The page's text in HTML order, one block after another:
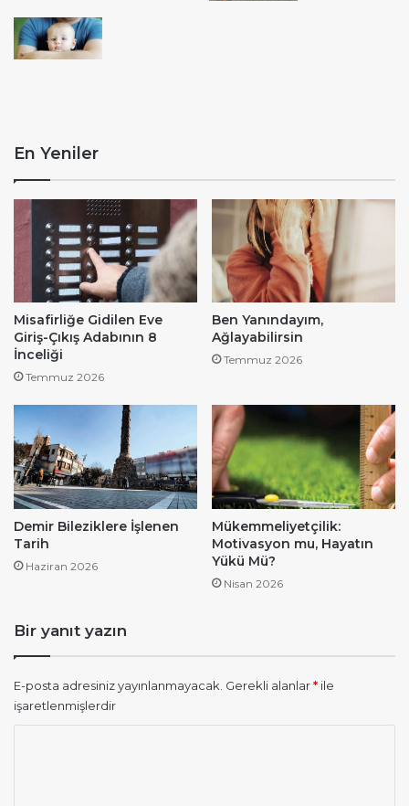
En Yeniler
Misafirliğe Gidilen Eve
Giriş-Çıkış Adabının 8
İnceliği
Temmuz 2026
Ben Yanındayım,
Ağlayabilirsin
Temmuz 2026
Demir Bileziklere İşlenen
Tarih
Haziran 2026
Mükemmeliyetçilik:
Motivasyon mu, Hayatın
Yükü Mü?
Nisan 2026
Bir yanıt yazın
E-posta adresiniz yayınlanmayacak. Gerekli alanlar* ile
işaretlenmişlerdir